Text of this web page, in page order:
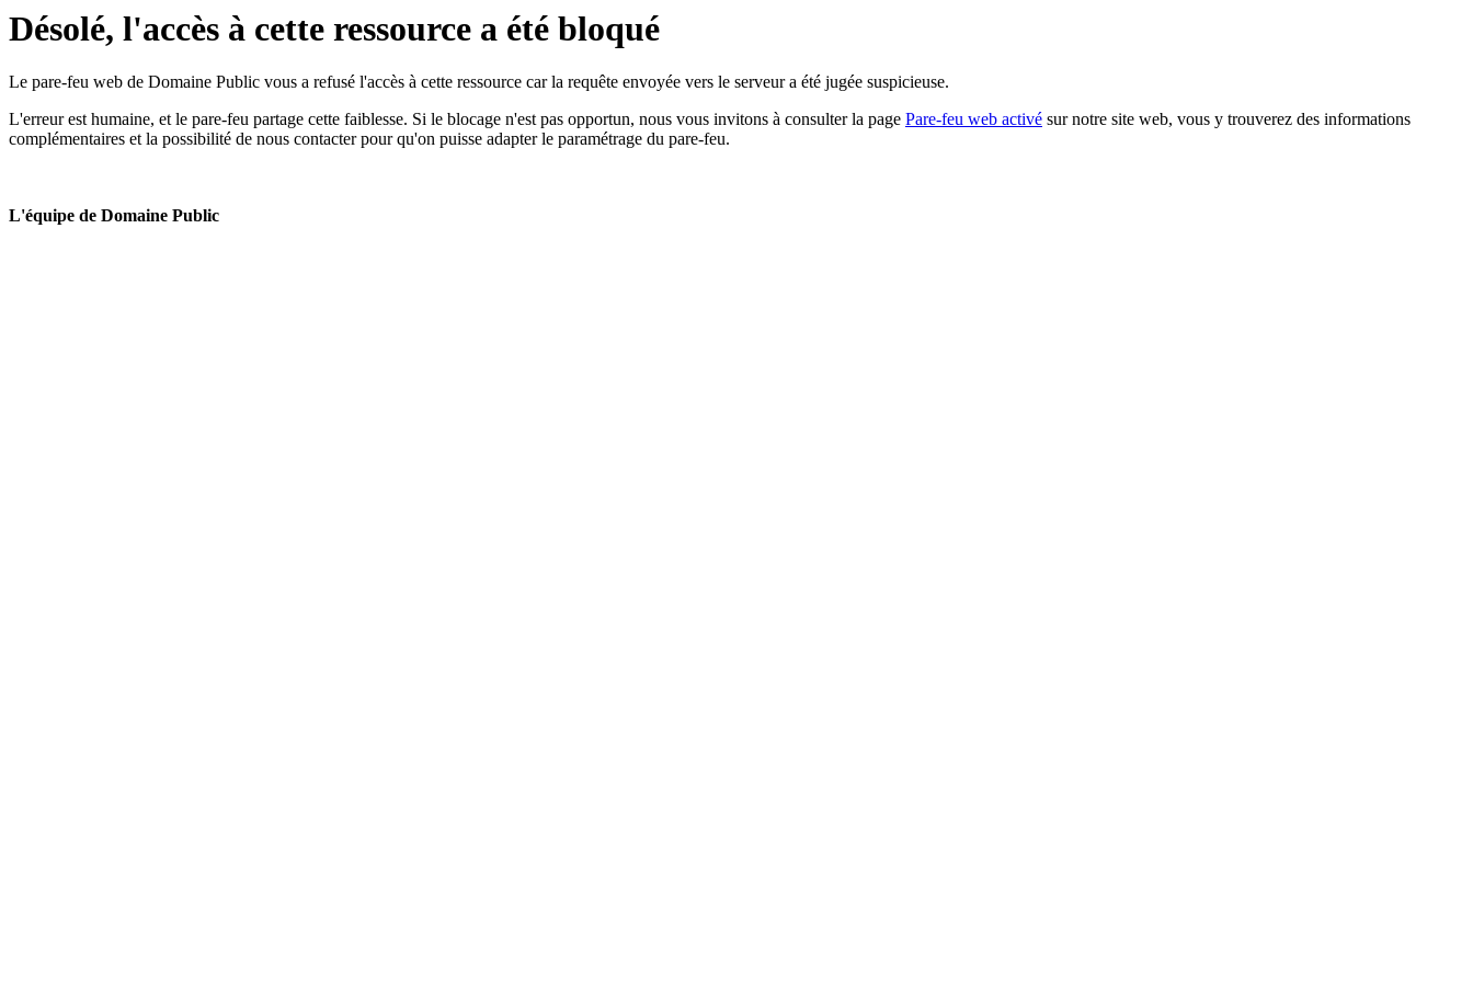
Désolé, l'accès à cette ressource a été bloqué
Le pare-feu web de Domaine Public vous a refusé l'accès à cette ressource car la requête envoyée vers le serveur a été jugée suspicieuse.
L'erreur est humaine, et le pare-feu partage cette faiblesse. Si le blocage n'est pas opportun, nous vous invitons à consulter la page Pare-feu web activé sur notre site web, vous y trouverez des informations
complémentaires et la possibilité de nous contacter pour qu'on puisse adapter le paramétrage du pare-feu.
L'équipe de Domaine Public